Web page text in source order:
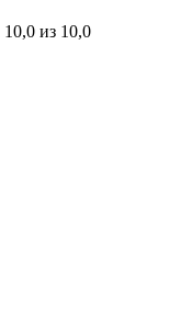
10,0 из 10,0